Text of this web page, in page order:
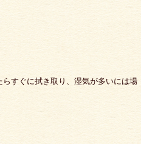
すぐに拭き取り、湿気が多いには場